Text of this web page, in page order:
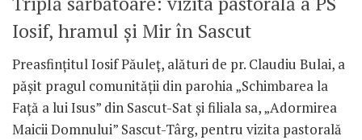
Iosif, hramul și Mir în Sascut
Preasfințitul Iosif Păuleț, alături de pr. Claudiu Bulai, a
pășit pragul comunității din parohia „Schimbarea la
Față a lui Isus” din Sascut-Sat și filiala sa, „Adormirea
Maicii Domnului” Sascut-Târg, pentru vizita pastorală